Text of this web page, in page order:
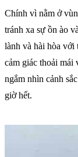
Chính vì nằm ở
tránh xa sự ồn ào
lành và hài hòa với
cảm giác thoải mái
ngắm nhìn cảnh
giờ hết.